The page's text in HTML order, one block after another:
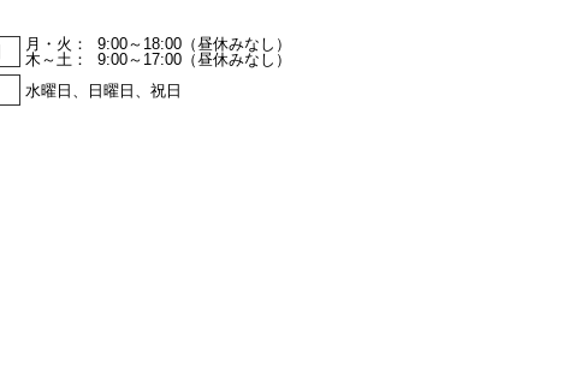
月・火：
9:00～18:00（昼休みなし）
木～土：
9:00～17:00（昼休みなし）
水曜日、日曜日、祝日